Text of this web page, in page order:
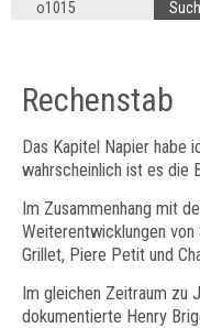
Rechenstab
Das Kapitel Napier habe
wahrscheinlich ist es die
Im Zusammenhang mit
Weiterentwicklungen
Grillet, Piere Petit und
Im gleichen Zeitraum zu
dokumentierte Henry